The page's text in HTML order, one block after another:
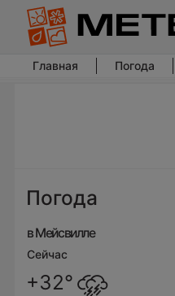
Главная Погода
Погода
в Мейсвилле
Сейчас
+32°